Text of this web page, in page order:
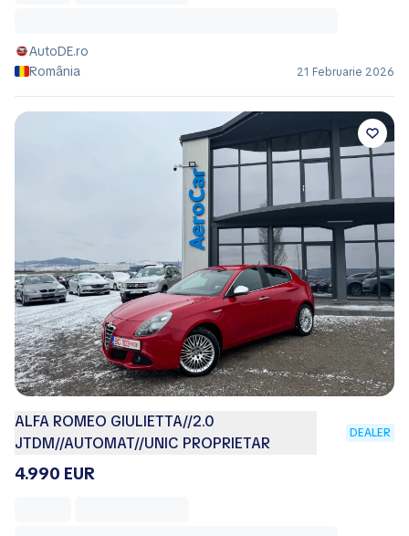
AutoDE.ro
România
21 Februarie 2026
ALFA ROMEO GIULIETTA//2.0
JTDM//AUTOMAT//UNIC PROPRIETAR
DEALER
4.990 EUR